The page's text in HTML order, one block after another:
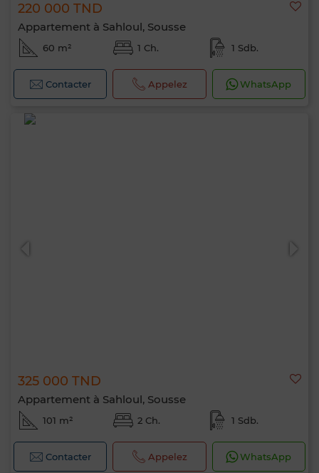
220 000 TND
Appartement à Sahloul, Sousse
60 m² 1 Ch. 1 Sdb.
Contacter Appelez WhatsApp
325 000 TND
Appartement à Sahloul, Sousse
101 m² 2 Ch. 1 Sdb.
Contacter Appelez WhatsApp